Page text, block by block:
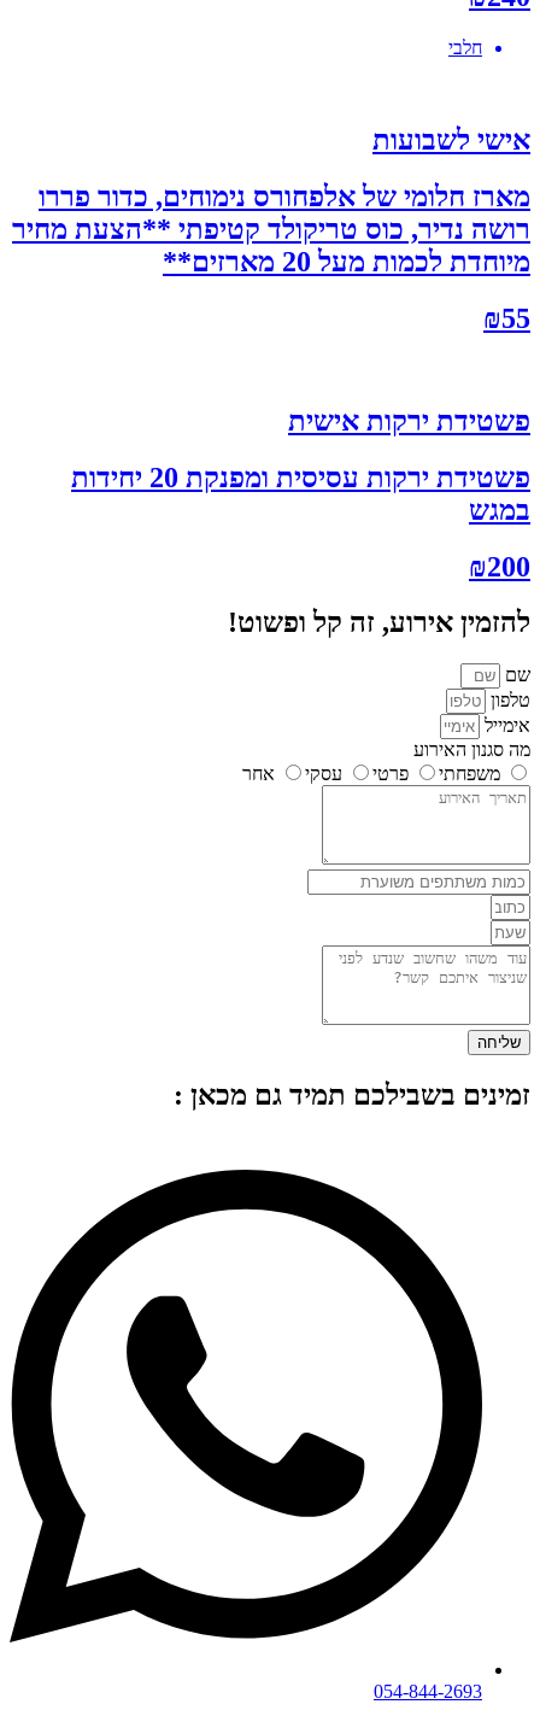
חלבי
אישי לשבועות
מארז חלומי של אלפחורס נימוחים, כדור פררו
רושה נדיר, כוס טריקולד קטיפתי **הצעת מחיר
מיוחדת לכמות מעל 20 מארזים**
₪55
פשטידת ירקות אישית
פשטידת ירקות עסיסית ומפנקת 20 יחידות
במגש
₪200
להזמין אירוע, זה קל ופשוט!
שם
טלפון
אימייל
מה סגנון האירוע
משפחתי
פרטי עסקי אחר
שליחה
זמינים בשבילכם תמיד גם מכאן :
054-844-2693